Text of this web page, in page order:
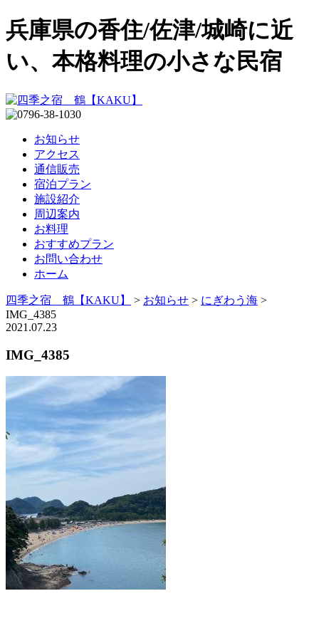
兵庫県の香住/佐津/城崎に近
い、本格料理の小さな民宿
お知らせ
アクセス
通信販売
宿泊プラン
施設紹介
周辺案内
お料理
おすすめプラン
お問い合わせ
ホーム
四季之宿 鶴【KAKU】 > お知らせ > にぎわう海 >
IMG_4385
2021.07.23
IMG_4385